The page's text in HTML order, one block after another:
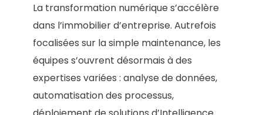
La transformation numérique s’accélère
dans l’immobilier d’entreprise. Autrefois
focalisées sur la simple maintenance, les
équipes s’ouvrent désormais à des
expertises variées : analyse de données,
automatisation des processus,